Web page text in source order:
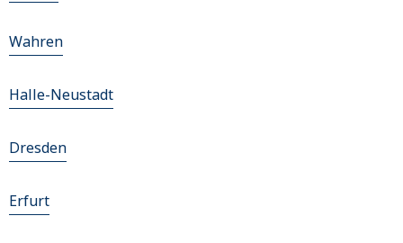
Wahren
Halle-Neustadt
Dresden
Erfurt